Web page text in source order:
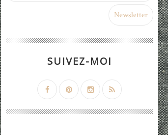
SUIVEZ-MOI